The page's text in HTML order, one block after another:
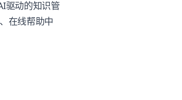
驱动的知识管
在线帮助中